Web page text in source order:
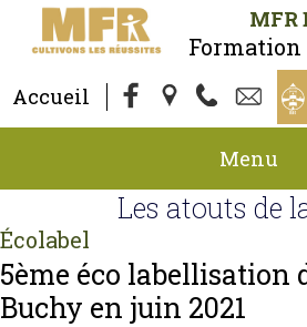
MFR
Accueil
Menu
Les atouts de
Écolabel
5ème éco labellisation
Buchy en juin 2021